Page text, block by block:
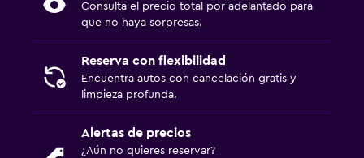
Consulta el precio total por adelantado para
que no haya sorpresas.
Reserva con flexibilidad
Encuentra autos con cancelación gratis y
limpieza profunda.
Alertas de precios
¿Aún no quieres reservar?